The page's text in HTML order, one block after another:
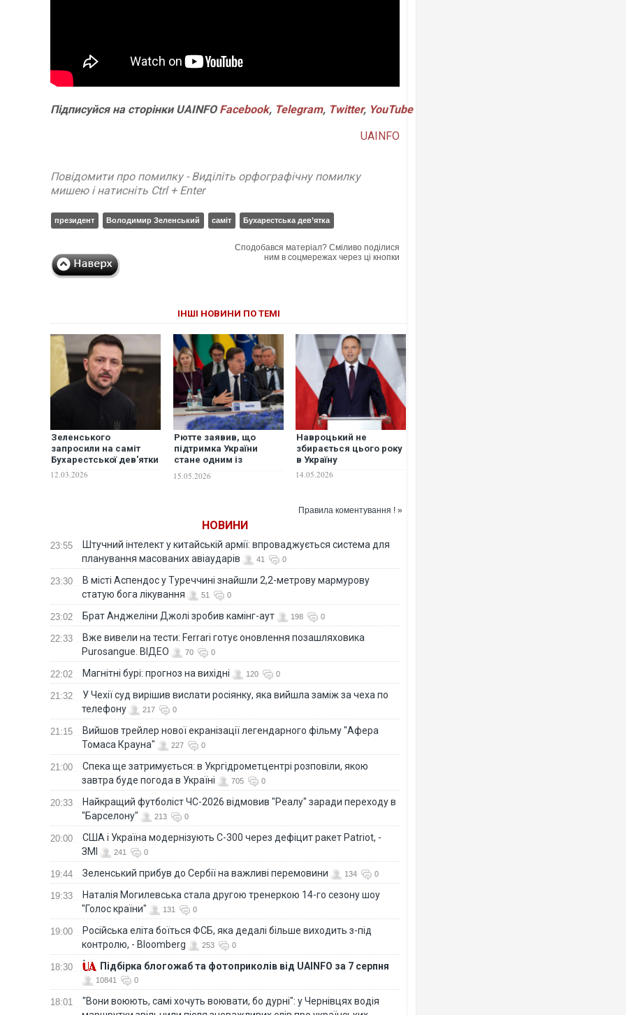
ПідписуйсянасторінкиUAINFO Facebook, Telegram, Twitter, YouTube
UAINFO
Повідомити про помилку - Виділіть орфографічну помилку
мишею і натисніть Ctrl + Enter
президент Володимир Зеленський саміт Бухарестська дев’ятка
Сподобався матеріал? Сміливо поділися
ним в соцмережах через ці кнопки
ІНШІ НОВИНИ ПО ТЕМІ
Зеленського
запросили на саміт
Бухарестської дев'ятки
12.03.2026
Рютте заявив, що
підтримка України
стане одним із
НАТО в Анкарі
15.05.2026
Навроцький не
збирається цього року
в Україну
14.05.2026
Правила коментування ! »
НОВИНИ
23:55
Штучний інтелект у китайській армії: впроваджується система для
планування масованих авіаударів
41 0
23:30
В місті Аспендос у Туреччині знайшли 2,2-метрову мармурову
статую бога лікування
51 0
23:02 Брат Анджеліни Джолі зробив камінг-аут 198 0
22:33
Вже вивели на тести: Ferrari готує оновлення позашляховика
Purosangue. ВІДЕО
70 0
22:02 Магнітні бурі: прогноз на вихідні 120 0
21:32
У Чехії суд вирішив вислати росіянку, яка вийшла заміж за чеха по
телефону
217 0
21:15
Вийшов трейлер нової екранізації легендарного фільму "Афера
Томаса Крауна"
227 0
21:00
Спека ще затримується: в Укргідрометцентрі розповіли, якою
завтра буде погода в Україні
705 0
20:33
Найкращий футболіст ЧС-2026 відмовив "Реалу" заради переходу в
"Барселону"
213 0
20:00
США і Україна модернізують С-300 через дефіцит ракет Patriot, -
ЗМІ
241 0
19:44 Зеленський прибув до Сербії на важливі перемовини 134 0
19:33
Наталія Могилевська стала другою тренеркою 14-го сезону шоу
"Голос країни"
131 0
19:00
Російська еліта боїться ФСБ, яка дедалі більше виходить з-під
контролю, - Bloomberg
253 0
18:30 Підбірка блогожаб та фотоприколів від UAINFO за 7 серпня
10841 0
18:01
"Вони воюють, самі хочуть воювати, бо дурні": у Чернівцях водія